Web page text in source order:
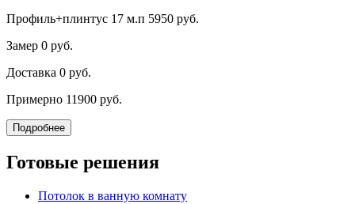
Профиль+плинтус 17 м.п 5950 руб.
Замер 0 руб.
Доставка 0 руб.
Примерно 11900 руб.
Подробнее
Готовые решения
Потолок в ванную комнату